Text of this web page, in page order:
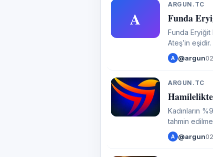
A
ARGUN.TC
Funda
Funda Eryiğit Kimdir?
Ateş’in
İstanbul
A @argun
A
ARGUN.TC
Kadınların
tahmin
A @argun